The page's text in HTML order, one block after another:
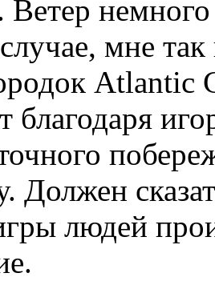
Ветер
мне
Atlantic
благодаря
Должен
людей